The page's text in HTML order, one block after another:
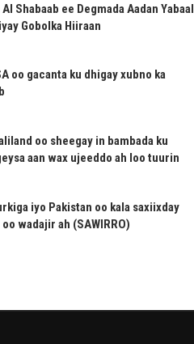
Shabaab ee Degmada Aadan Yabaal
Gobolka Hiiraan
oo gacanta ku dhigay xubno ka
oo sheegay in bambada ku
aan wax ujeeddo ah loo tuurin
iyo Pakistan oo kala saxiixday
wadajir ah (SAWIRRO)